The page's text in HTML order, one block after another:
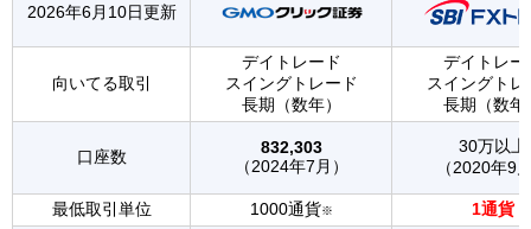
2026年6月10日更新
向いてる取引
デイトレード
スイングトレード
長期（数年）
デイトレー
スイングトレ
長期（数年
口座数
832,303
（2024年7月）
30万以上
（2020年9
最低取引単位 1000通貨※
1通貨